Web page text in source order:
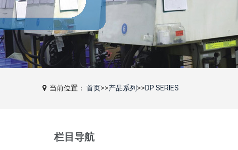
当前位置： 首页>>产品系列 >>DP SERIES
栏目导航